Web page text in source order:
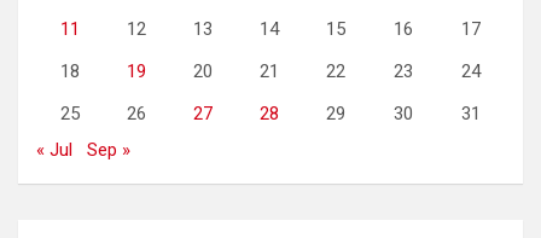
11
12 13 14 15 16
17
18
19 20 21 22 23
24
25
26 27 28 29 30
31
« Jul
Sep »